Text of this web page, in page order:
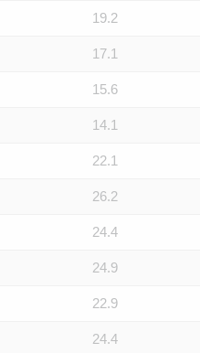
19.2
17.1
15.6
14.1
22.1
26.2
24.4
24.9
22.9
24.4